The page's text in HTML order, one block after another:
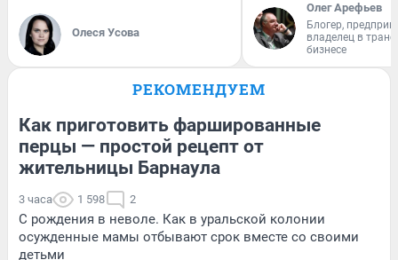
Олеся Усова
Олег Арефьев
Блогер,
владелец в
бизнесе
РЕКОМЕНДУЕМ
Как приготовить фаршированные
перцы — простой рецепт от
жительницы Барнаула
3 часа 1 598 2
С рождения в неволе. Как в уральской колонии
осужденные мамы отбывают срок вместе со своими
детьми